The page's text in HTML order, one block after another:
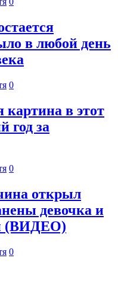
в любой день
0
в этот
год за
0
открыл
девочка и
(ВИДЕО)
0